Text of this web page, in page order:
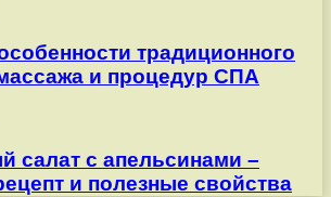
традиционного
и процедур СПА
салат с апельсинами –
и полезные свойства